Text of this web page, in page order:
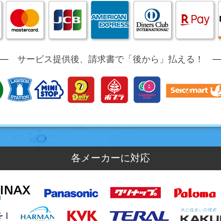
サービス提供後、請求書で「後から」払える！
各メーカーに対応